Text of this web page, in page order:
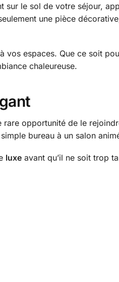
sur le sol de votre séjour,
une pièce
vos espaces. Que ce soit
chaleureuse.
rare opportunité de le
bureau à un salon
luxeavant qu’il ne soit trop